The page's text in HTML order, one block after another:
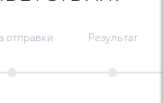
отправки Результат